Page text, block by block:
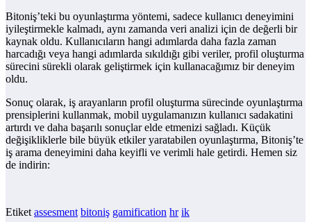
Bitoniş’teki bu oyunlaştırma yöntemi, sadece kullanıcı deneyimini
iyileştirmekle kalmadı, aynı zamanda veri analizi için de değerli bir
kaynak oldu. Kullanıcıların hangi adımlarda daha fazla zaman
harcadığı veya hangi adımlarda sıkıldığı gibi veriler, profil oluşturma
sürecini sürekli olarak geliştirmek için kullanacağımız bir deneyim
oldu.
Sonuç olarak, iş arayanların profil oluşturma sürecinde oyunlaştırma
prensiplerini kullanmak, mobil uygulamanızın kullanıcı sadakatini
artırdı ve daha başarılı sonuçlar elde etmenizi sağladı. Küçük
değişikliklerle bile büyük etkiler yaratabilen oyunlaştırma, Bitoniş’te
iş arama deneyimini daha keyifli ve verimli hale getirdi. Hemen siz
de indirin:
Etiket assesment bitoniş gamification hr ik